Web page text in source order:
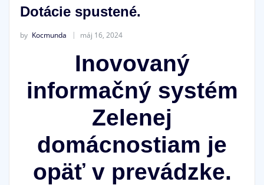
Dotácie spustené.
by Kocmunda máj 16, 2024
Inovovaný
informačný systém
Zelenej
domácnostiam je
opäť v prevádzke.